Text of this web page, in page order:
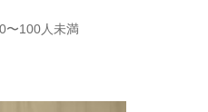
100人未満